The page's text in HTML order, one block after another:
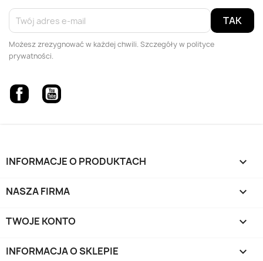
Możesz zrezygnować w każdej chwili. Szczegóły w polityce
prywatności.
FacebookYouTube
INFORMACJE O PRODUKTACH 
NASZA FIRMA 
TWOJE KONTO 
INFORMACJA O SKLEPIE keyboard_arrow_down